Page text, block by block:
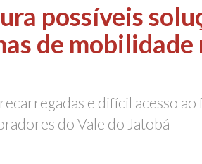
possíveis
de mobilidade
e difícil acesso ao
do Vale do Jatobá